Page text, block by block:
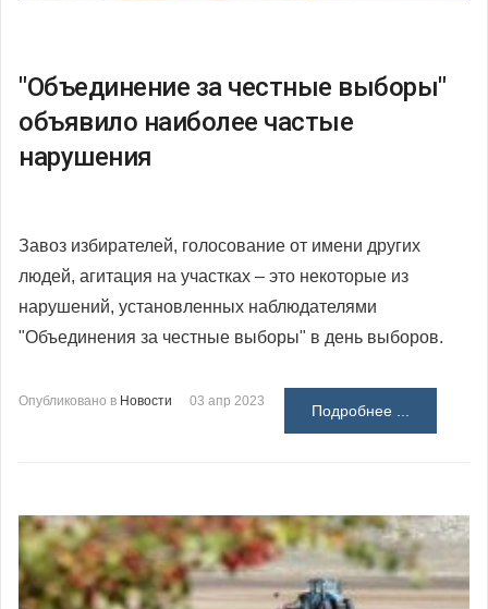
"Объединение за честные выборы"
объявило наиболее частые
нарушения
Завоз избирателей, голосование от имени других
людей, агитация на участках – это некоторые из
нарушений, установленных наблюдателями
"Объединения за честные выборы" в день выборов.
Опубликовано в Новости 03 апр 2023
Подробнее ...